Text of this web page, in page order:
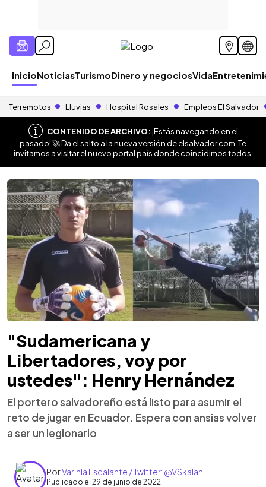
InicioNoticiasTurismoDinero y negociosVida
Terremotos Lluvias Hospital Rosales Empleos El Salvador
CONTENIDO DE ARCHIVO:¡Estás navegando en el
pasado! 🚀 Da el salto a la nueva versión deelsalvador.com . Te
invitamos a visitar el nuevo portal país donde coincidimos todos.
"Sudamericana y
Libertadores, voy por
ustedes": Henry Hernández
El portero salvadoreño está listo para asumir el
reto de jugar en Ecuador. Espera con ansias volver
a ser un legionario
PorVarinia Escalante / Twitter: @VSkalanT
Publicado el 29 de junio de 2022